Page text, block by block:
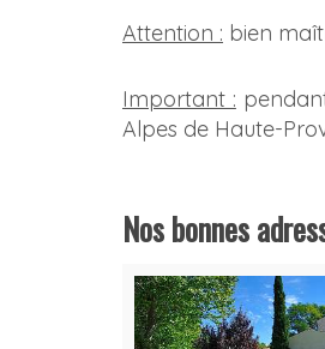
Attention : bien
Important :
Alpes de Haute-
Nos bonnes